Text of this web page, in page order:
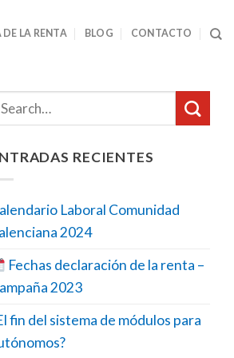
LA RENTA BLOG CONTACTO
RECIENTES
Laboral Comunidad
2024
Fechas declaración de la renta –
2023
fin del sistema de módulos para